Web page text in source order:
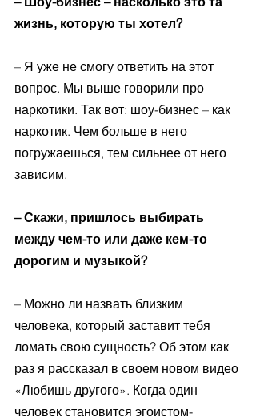
жизнь, которую ты хотел?
– Я уже не смогу ответить на этот
вопрос. Мы выше говорили про
наркотики. Так вот: шоу-бизнес – как
наркотик. Чем больше в него
погружаешься, тем сильнее от него
зависим.
– Скажи, пришлось выбирать
между чем-то или даже кем-то
дорогим и музыкой?
– Можно ли назвать близким
человека, который заставит тебя
ломать свою сущность? Об этом как
раз я рассказал в своем новом видео
«Любишь другого». Когда один
человек становится эгоистом-